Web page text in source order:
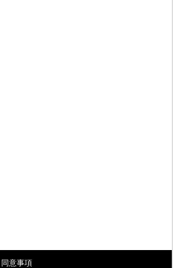
意事項